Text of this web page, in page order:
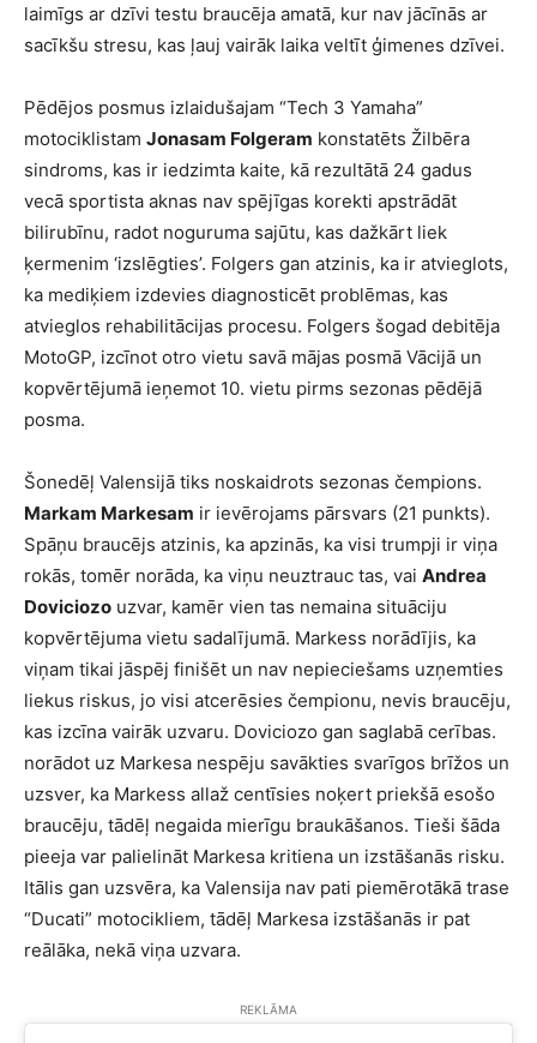
laimīgs ar dzīvi testu braucēja amatā, kur nav jācīnās ar
sacīkšu stresu, kas ļauj vairāk laika veltīt ģimenes dzīvei.
Pēdējos posmus izlaidušajam “Tech 3 Yamaha”
motociklistam Jonasam Folgeram konstatēts Žilbēra
sindroms, kas ir iedzimta kaite, kā rezultātā 24 gadus
vecā sportista aknas nav spējīgas korekti apstrādāt
bilirubīnu, radot noguruma sajūtu, kas dažkārt liek
ķermenim ‘izslēgties’. Folgers gan atzinis, ka ir atvieglots,
ka mediķiem izdevies diagnosticēt problēmas, kas
atvieglos rehabilitācijas procesu. Folgers šogad debitēja
MotoGP, izcīnot otro vietu savā mājas posmā Vācijā un
kopvērtējumā ieņemot 10. vietu pirms sezonas pēdējā
posma.
Šonedēļ Valensijā tiks noskaidrots sezonas čempions.
Markam Markesam ir ievērojams pārsvars (21 punkts).
Spāņu braucējs atzinis, ka apzinās, ka visi trumpji ir viņa
rokās, tomēr norāda, ka viņu neuztrauc tas, vai Andrea
Doviciozo uzvar, kamēr vien tas nemaina situāciju
kopvērtējuma vietu sadalījumā. Markess norādījis, ka
viņam tikai jāspēj finišēt un nav nepieciešams uzņemties
liekus riskus, jo visi atcerēsies čempionu, nevis braucēju,
kas izcīna vairāk uzvaru. Doviciozo gan saglabā cerības.
norādot uz Markesa nespēju savākties svarīgos brīžos un
uzsver, ka Markess allaž centīsies noķert priekšā esošo
braucēju, tādēļ negaida mierīgu braukāšanos. Tieši šāda
pieeja var palielināt Markesa kritiena un izstāšanās risku.
Itālis gan uzsvēra, ka Valensija nav pati piemērotākā trase
“Ducati” motocikliem, tādēļ Markesa izstāšanās ir pat
reālāka, nekā viņa uzvara.
REKLĀMA